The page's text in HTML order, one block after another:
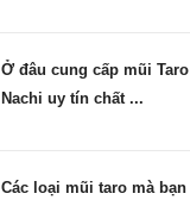
Ở đâu cung cấp mũi Taro
Nachi uy tín chất ...
Các loại mũi taro mà bạn